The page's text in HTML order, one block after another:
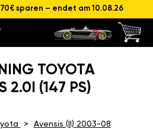
370€ sparen – endet am 10.08.26
TOYOTA
2.0I (147 PS)
Avensis (II) 2003-08